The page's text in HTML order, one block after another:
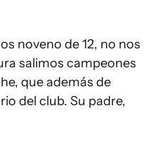
noveno de 12, no nos
salimos campeones
que además de
del club. Su padre,